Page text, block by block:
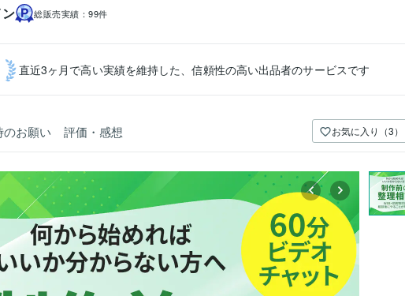
総販売実績：99件
直近3ヶ月で高い実績を維持した、信頼性の高い出品者のサービスです
のお願い 評価・感想 お気に入り（3）